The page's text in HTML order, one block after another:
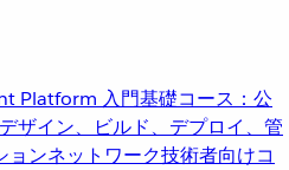
Platform 入門基礎コース：公
ザイン、ビルド、デプロイ、管
ョンネットワーク技術者向けコ